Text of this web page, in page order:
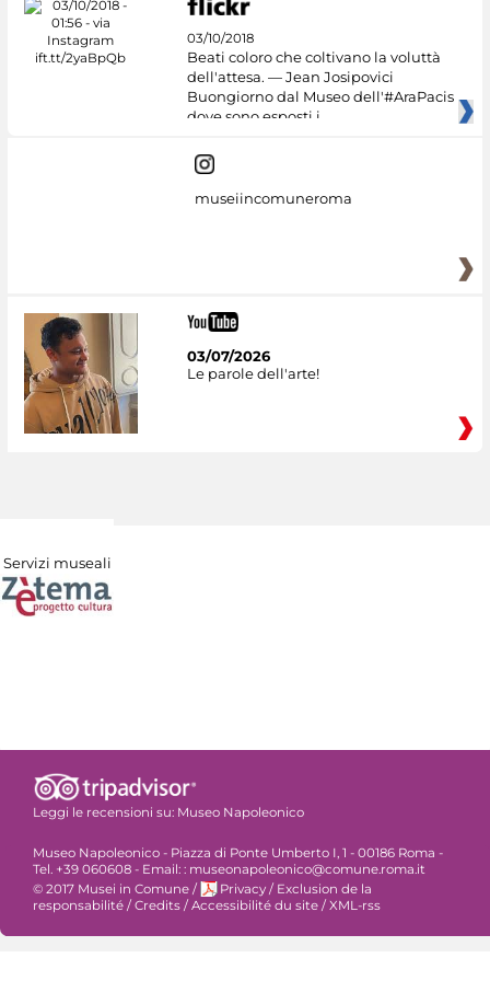
03/10/2018
Beati coloro che coltivano la voluttà
dell'attesa. — Jean Josipovici
Buongiorno dal Museo dell'#AraPacis
dove sono esposti i
museiincomuneroma
03/07/2026
Le parole dell'arte!
Servizi museali
Leggi le recensioni su: Museo Napoleonico
Museo Napoleonico - Piazza di Ponte Umberto I, 1 - 00186 Roma -
Tel. +39 060608 - Email: : museonapoleonico@comune.roma.it
© 2017 Musei in Comune / Privacy / Exclusion de la
responsabilité / Credits / Accessibilité du site / XML-rss